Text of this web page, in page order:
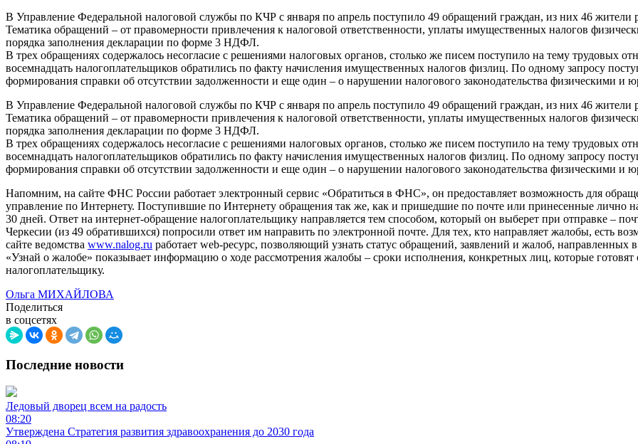
В Управление Федеральной налоговой службы по КЧР с января по апрель поступило 49 обращений граждан, из них 46 жители
Тематика обращений – от правомерности привлечения к налоговой ответственности, уплаты имущественных налогов
порядка заполнения декларации по форме 3 НДФЛ.
В трех обращениях содержалось несогласие с решениями налоговых органов, столько же писем поступило на тему
восемнадцать налогоплательщиков обратились по факту начисления имущественных налогов физлиц. По одному запросу
формирования справки об отсутствии задолженности и еще один – о нарушении налогового законодательства физическими и
В Управление Федеральной налоговой службы по КЧР с января по апрель поступило 49 обращений граждан, из них 46 жители
Тематика обращений – от правомерности привлечения к налоговой ответственности, уплаты имущественных налогов
порядка заполнения декларации по форме 3 НДФЛ.
В трех обращениях содержалось несогласие с решениями налоговых органов, столько же писем поступило на тему
восемнадцать налогоплательщиков обратились по факту начисления имущественных налогов физлиц. По одному запросу
формирования справки об отсутствии задолженности и еще один – о нарушении налогового законодательства физическими и
Напомним, на сайте ФНС России работает электронный сервис «Обратиться в ФНС», он предоставляет возможность для
управление по Интернету. Поступившие по Интернету обращения так же, как и пришедшие по почте или принесенные лично
30 дней. Ответ на интернет-обращение налогоплательщику направляется тем способом, который он выберет при отправке –
Черкесии (из 49 обратившихся) попросили ответ им направить по электронной почте. Для тех, кто направляет жалобы, есть
сайте ведомства www.nalog.ru работает web-ресурс, позволяющий узнать статус обращений, заявлений и жалоб,
«Узнай о жалобе» показывает информацию о ходе рассмотрения жалобы – сроки исполнения, конкретных лиц, которые
налогоплательщику.
Ольга МИХАЙЛОВА
Поделиться
в соцсетях
Последние новости
Ледовый дворец всем на радость
08:20
Утверждена Стратегия развития здравоохранения до 2030 года